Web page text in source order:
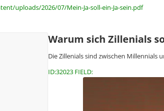
uploads/2026/07/Mein-Ja-soll-ein-Ja-sein.pdf
Warum sich Zillenials
Die Zillenials sind zwischen Millennials
ID:32023 FIELD: